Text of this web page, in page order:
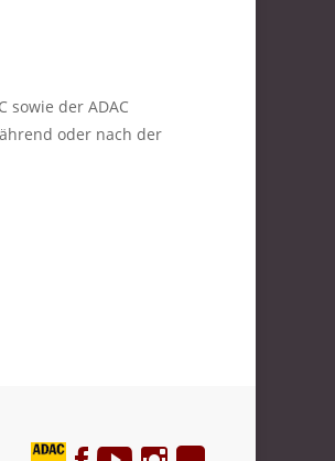
sowie der ADAC
oder nach der